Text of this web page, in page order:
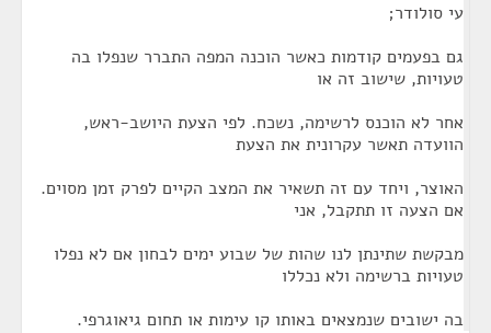
עי סולודר;
גם בפעמים קודמות כאשר הוכנה המפה התברר שנפלו בה
טעויות, שישוב זה או
אחר לא הוכנס לרשימה, נשכח. לפי הצעת היושב-ראש,
הוועדה תאשר עקרונית את הצעת
האוצר, ויחד עם זה תשאיר את המצב הקיים לפרק זמן מסוים.
אם הצעה זו תתקבל, אני
מבקשת שתינתן לנו שהות של שבוע ימים לבחון אם לא נפלו
טעויות ברשימה ולא נכללו
בה ישובים שנמצאים באותו קו עימות או תחום גיאוגרפי.